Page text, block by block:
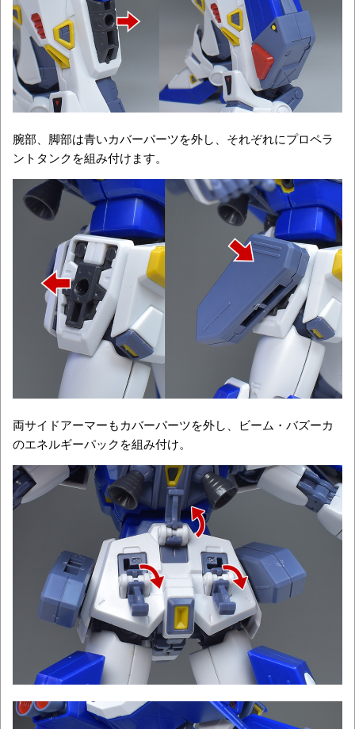
腕部、脚部は青いカバーパーツを外し、それぞれにプロペラ
ントタンクを組み付けます。
両サイドアーマーもカバーパーツを外し、ビーム・バズーカ
のエネルギーパックを組み付け。